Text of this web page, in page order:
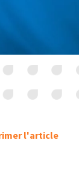
l'article